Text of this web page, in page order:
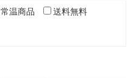
常温商品 送料無料